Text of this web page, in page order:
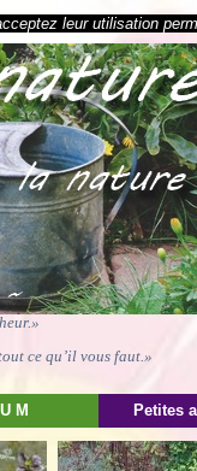
leur utilisation
ce qu’il vous faut.»
M Petites